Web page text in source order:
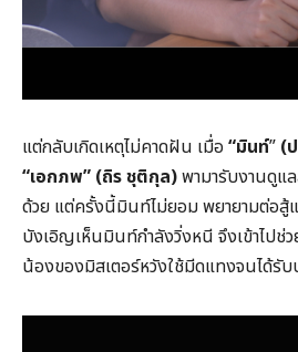
แต่กลับเกิดเหตุไม่คาดฝัน เมื่อ “มินท์” (
“เอกภพ” (ถิร ชุติกุล)พามารับงานดูแ
ด้วย แต่ครั้งนี้มินท์ไม่ยอม พยายามต่อสู้
บังเอิญเห็นมินท์กำลังวิ่งหนี จึงเข้าไปช่
น้องของมิสเตอร์หวังใช้มีดแทงจนได้รับ